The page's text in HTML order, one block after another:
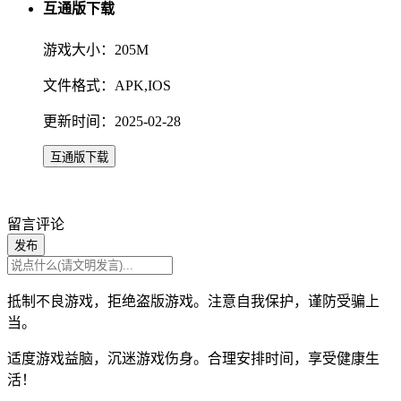
互通版下载
游戏大小：205M
文件格式：APK,IOS
更新时间：2025-02-28
互通版下载
留言评论
发布
抵制不良游戏，拒绝盗版游戏。注意自我保护，谨防受骗上
当。
适度游戏益脑，沉迷游戏伤身。合理安排时间，享受健康生
活！